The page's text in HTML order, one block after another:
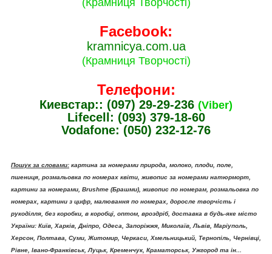
Facebook:
kramnicya.com.ua
(Крамниця Творчості)
Телефони:
Киевстар:: (097) 29-29-236 (Viber)
Lifecell: (093) 379-18-60
Vodafone: (050) 232-12-76
Пошук за словами: картина за номерами природа, молоко, плоди, поле,
пшениця, розмальовка по номерах квіти, живопис за номерами натюрморт,
картини за номерами, Brushme (Брашми), живопис по номерам, розмальовка по
номерах, картини з цифр, малювання по номерах, доросле творчість і
рукоділля, без коробки, в коробці, оптом, вроздріб, доставка в будь-яке місто
України: Київ, Харків, Дніпро, Одеса, Запоріжжя, Миколаїв, Львів, Маріуполь,
Херсон, Полтава, Суми, Житомир, Черкаси, Хмельницький, Тернопіль, Чернівці,
Рівне, Івано-Франківськ, Луцьк, Кременчук, Краматорськ, Ужгород та ін...